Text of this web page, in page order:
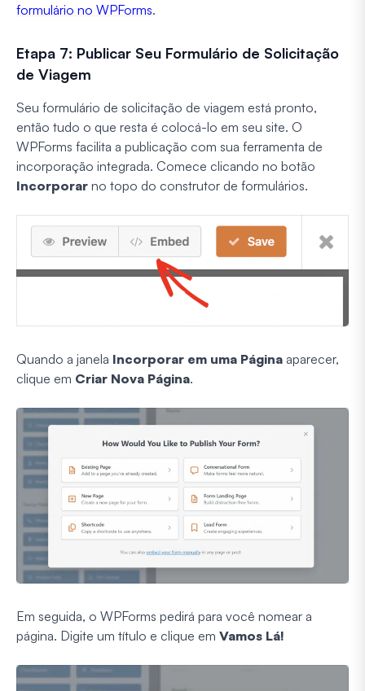
formulário no WPForms.
Etapa 7: Publicar Seu Formulário de Solicitação
de Viagem
Seu formulário de solicitação de viagem está pronto,
então tudo o que resta é colocá-lo em seu site. O
WPForms facilita a publicação com sua ferramenta de
incorporação integrada. Comece clicando no botão
Incorporar no topo do construtor de formulários.
Quando a janela Incorporar em uma Página aparecer,
clique em Criar Nova Página.
Em seguida, o WPForms pedirá para você nomear a
página. Digite um título e clique em Vamos Lá!